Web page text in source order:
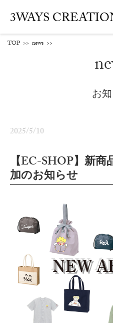
3WAYS
TOP >> news >>
お
2025/5/10
【EC-SHOP】新
加のお知らせ